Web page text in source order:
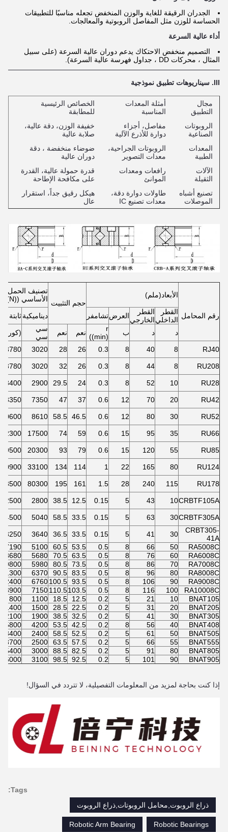
الجدران الرقيقة للغاية والوزن المنخفض تجعله مناسبًا للتطبيقات
الحساسة للوزن مثل المفاصل الروبوتية والمعالجات.
أداء عالية السرعة
التصميم منخفض الاحتكاك يدعم دوران عالية السرعة (على سبيل
المثال ، محركات DD ، جداول فهرسة عالية السرعة).
III. سيناريوهات تطبيق نموذجية
مجال
التطبيق
أمثلة المعدات
المناسبة
الخصائص الرئيسية
للمطابقة
الروبوتات
الصناعية
مفاصل، أجزاء
دوارة للأذرع الآلية
خفيفة الوزن، دقة عالية،
صلابة عالية
المعدات
الطبية
الروبوتات الجراحية،
معدات التصوير
ضوضاء منخفضة ، دقة
دوران عالية
الآلات
الثقيلة
رافعات ومعدات
الموانئ
قدرة حمولة عالية، القدرة
على مكافحة الإطاحة
تصنيع أشباه
الموصلات
طاولات دوارة دقة،
معدات تصنيع IC
هيكل رقيق جداً، استقرار
عال
رقم المحامل
الأبعاد(ملم)
حجم التثبيت
تصنيف الحمل
الأساسي ((N)
القطر
الداخلي
القطر
الخارجيالعرضتشامفر ديناميكيةثابتة
د د ب
r
((min) نعم نعم
سي
سي
(كور
RJ40
8
40
8
0.3
26
28
3020
3780
RU208
8
44
8
0.3
26
32
3020
3780
RU28
10
52
8
0.3
24
29.5
2900
3400
RU42
20
70
12
0.6
37
47
7350
8350
RU52
30
80
12
0.6
46.5
58.5
8610
10600
RU66
35
95
15
0.6
59
74
17500
22300
RU85
55
120
15
0.6
79
93
20300
29500
RU124
80
165
22
1
114
134
33100
50900
RU178
115
240
28
1.5
161
195
80300
13500
CRBTF105A
10
43
5
0.15
12.5
38.5
2800
2500
CRBTF305A
30
63
5
0.15
33.5
58.5
5040
4500
CRBT305-
41A
30
41
5
0.15
33.5
36.5
3640
3250
RA5008C
50
66
8
0.5
53.5
60.5
5100
7190
RA6008C
60
76
8
0.5
63.5
70.5
5680
8680
RA7008C
70
86
8
0.5
73.5
80.5
5980
9800
RA8008C
80
96
8
0.5
83.5
90.5
6370
11300
RA9008C
90
106
8
0.5
93.5
100.5
6760
12400
RA10008C
100
116
8
0.5
103.5
110.5
7150
13900
BNAT105
10
21
5
0.2
12.5
18.5
1100
800
BNAT205
20
31
5
0.2
22.5
28.5
1500
1400
BNAT305
30
41
5
0.2
32.5
38.5
1900
2100
BNAT408
40
56
8
0.2
42.5
53.5
4200
5800
BNAT505
50
61
5
0.2
52.5
58.5
2400
3400
BNAT555
55
66
5
0.2
57.5
63.5
2500
3700
BNAT805
80
91
5
0.2
82.5
88.5
3000
5400
BNAT905
90
101
5
0.2
92.5
98.5
3100
6000
إذا كنت بحاجة لمزيد من المعلومات التفصيلية، لا تتردد في السؤال!
Tags:
ذراع الروبوت,محامل الروبوتات,ذراع الروبوت
Robotic Bearings
Robotic Arm Bearing